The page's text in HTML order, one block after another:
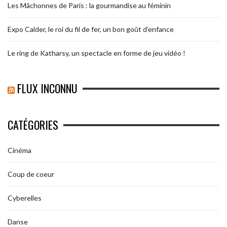
Les Mâchonnes de Paris : la gourmandise au féminin
Expo Calder, le roi du fil de fer, un bon goût d’enfance
Le ring de Katharsy, un spectacle en forme de jeu vidéo !
FLUX INCONNU
CATÉGORIES
Cinéma
Coup de coeur
Cyberelles
Danse